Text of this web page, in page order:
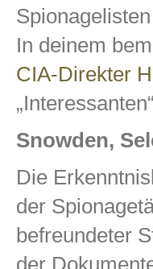
In deinem
CIA-Direkter
Snowden,
Die
der
befreundeter
der